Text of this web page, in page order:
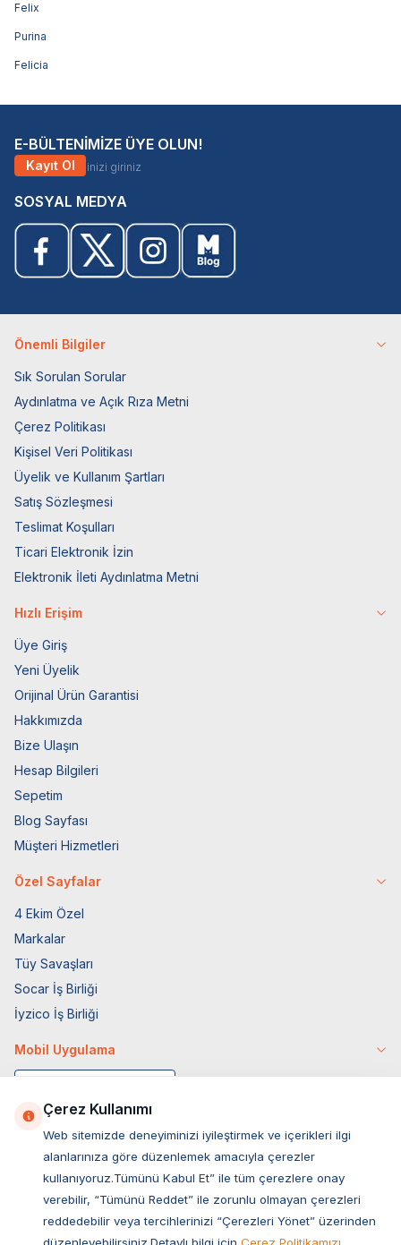
Felix
Purina
Felicia
E-BÜLTENİMİZE ÜYE OLUN!
Kayıt Ol
SOSYAL MEDYA
Önemli Bilgiler
Sık Sorulan Sorular
Aydınlatma ve Açık Rıza Metni
Çerez Politikası
Kişisel Veri Politikası
Üyelik ve Kullanım Şartları
Satış Sözleşmesi
Teslimat Koşulları
Ticari Elektronik İzin
Elektronik İleti Aydınlatma Metni
Hızlı Erişim
Üye Giriş
Yeni Üyelik
Orijinal Ürün Garantisi
Hakkımızda
Bize Ulaşın
Hesap Bilgileri
Sepetim
Blog Sayfası
Müşteri Hizmetleri
Özel Sayfalar
4 Ekim Özel
Markalar
Tüy Savaşları
Socar İş Birliği
İyzico İş Birliği
Mobil Uygulama
Çerez Kullanımı
Web sitemizde deneyiminizi iyileştirmek ve içerikleri ilgi
alanlarınıza göre düzenlemek amacıyla çerezler
kullanıyoruz.Tümünü Kabul Et” ile tüm çerezlere onay
verebilir, “Tümünü Reddet” ile zorunlu olmayan çerezleri
reddedebilir veya tercihlerinizi “Çerezleri Yönet” üzerinden